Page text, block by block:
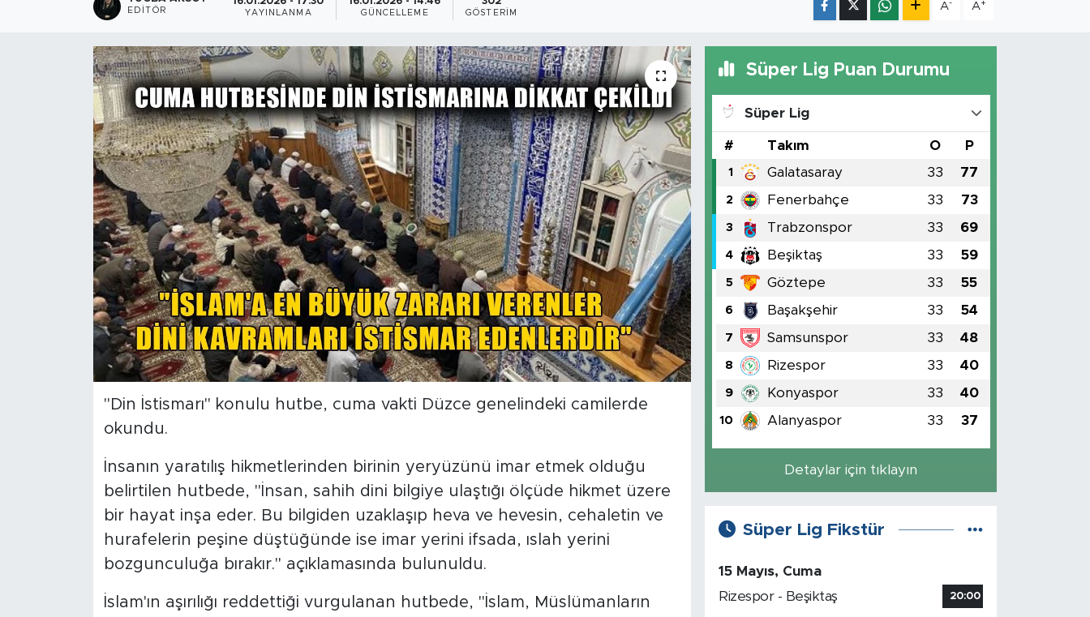
EDITÖR YAYINLANMA GÜNCELLEME GÖSTERIM
A- A+
"Din İstismarı" konulu hutbe, cuma vakti Düzce genelindeki camilerde
okundu.
İnsanın yaratılış hikmetlerinden birinin yeryüzünü imar etmek olduğu
belirtilen hutbede, "İnsan, sahih dini bilgiye ulaştığı ölçüde hikmet üzere
bir hayat inşa eder. Bu bilgiden uzaklaşıp heva ve hevesin, cehaletin ve
hurafelerin peşine düştüğünde ise imar yerini ifsada, ıslah yerini
bozgunculuğa bırakır." açıklamasında bulunuldu.
İslam'ın aşırılığı reddettiği vurgulanan hutbede, "İslam, Müslümanların
Süper Lig Puan Durumu
Süper Lig
# Takım O P
1 Galatasaray 33 77
2 Fenerbahçe 33 73
3 Trabzonspor 33 69
4 Beşiktaş 33 59
5 Göztepe 33 55
6 Başakşehir 33 54
7 Samsunspor 33 48
8 Rizespor 33 40
9 Konyaspor 33 40
10 Alanyaspor 33 37
Detaylar için tıklayın
Süper Lig Fikstür
15 Mayıs, Cuma
Rizespor - Beşiktaş
20:00